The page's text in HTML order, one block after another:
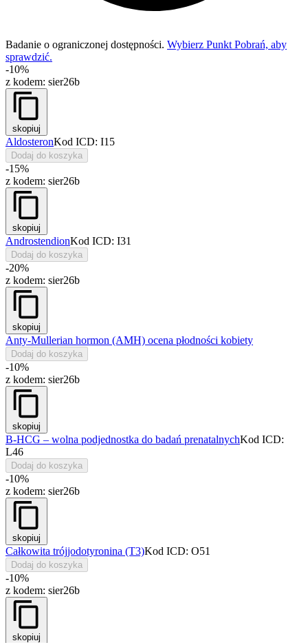
Badanie o ograniczonej dostępności. Wybierz Punkt Pobrań, aby
sprawdzić.
-10%
z kodem: sier26b
skopiuj
AldosteronKod ICD: I15
Dodaj do koszyka
-15%
z kodem: sier26b
skopiuj
AndrostendionKod ICD: I31
Dodaj do koszyka
-20%
z kodem: sier26b
skopiuj
Anty-Mullerian hormon (AMH) ocena płodności kobiety
Dodaj do koszyka
-10%
z kodem: sier26b
skopiuj
B-HCG – wolna podjednostka do badań prenatalnychKod ICD:
L46
Dodaj do koszyka
-10%
z kodem: sier26b
skopiuj
Całkowita trójjodotyronina (T3)Kod ICD: O51
Dodaj do koszyka
-10%
z kodem: sier26b
skopiuj